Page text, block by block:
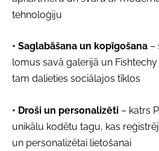
tehnoloģiju
• Saglabāšana un kopīgošana –
lomus savā galerijā un
tam dalieties sociālajos tīklos
• Droši un personalizēti – katrs
unikālu kodētu tagu, kas
un personalizētai lietošanai